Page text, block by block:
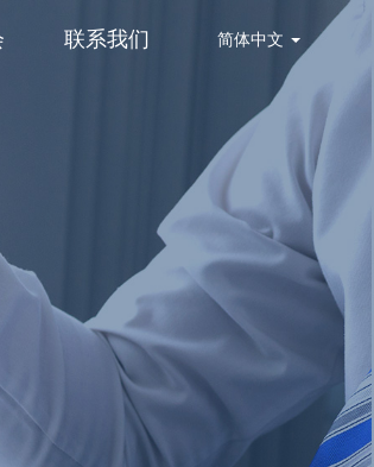
联系我们 简体中文